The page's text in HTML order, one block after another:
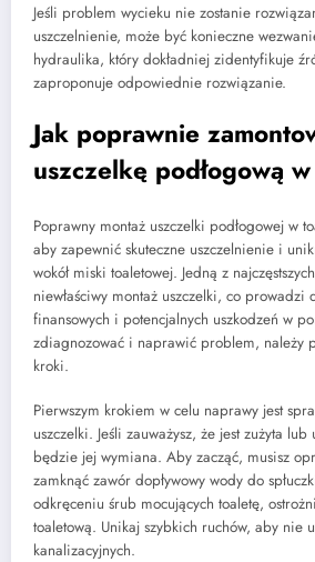
Jeśli problem wycieku nie zostanie
uszczelnienie, może być konieczne
hydraulika, który dokładniej zidentyfikuje
zaproponuje odpowiednie rozwiązanie.
Jak poprawnie
uszczelkę podłogową
Poprawny montaż uszczelki podłogowej w
aby zapewnić skuteczne uszczelnienie i
wokół miski toaletowej. Jedną z
niewłaściwy montaż uszczelki, co prowadzi
finansowych i potencjalnych uszkodzeń w
zdiagnozować i naprawić problem, należy
kroki.
Pierwszym krokiem w celu naprawy jest
uszczelki. Jeśli zauważysz, że jest zużyta
będzie jej wymiana. Aby zacząć, musisz
zamknąć zawór dopływowy wody do
odkręceniu śrub mocujących toaletę,
toaletową. Unikaj szybkich ruchów, aby nie
kanalizacyjnych.